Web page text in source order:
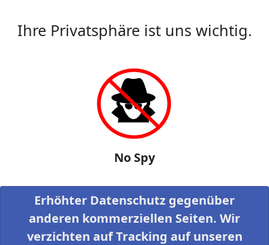
Ihre Privatsphäre ist uns wichtig.
No Spy
Erhöhter Datenschutz gegenüber
anderen kommerziellen Seiten. Wir
verzichten auf Tracking auf unseren